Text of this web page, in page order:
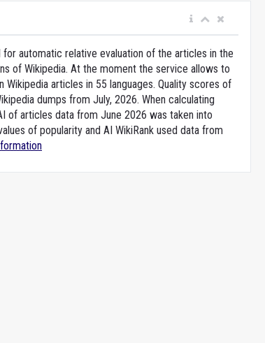
automatic relative evaluation of the articles in the
of Wikipedia. At the moment the service allows to
Wikipedia articles in 55 languages. Quality scores of
dumps from July, 2026. When calculating
of articles data from June 2026 was taken into
of popularity and AI WikiRank used data from